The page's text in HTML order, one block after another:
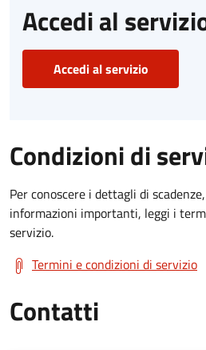
Accedi al
Accedi al servizio
Condizioni di
Per conoscere i dettagli di
informazioni importanti, leggi i
servizio.
Termini e condizioni di servizio
Contatti